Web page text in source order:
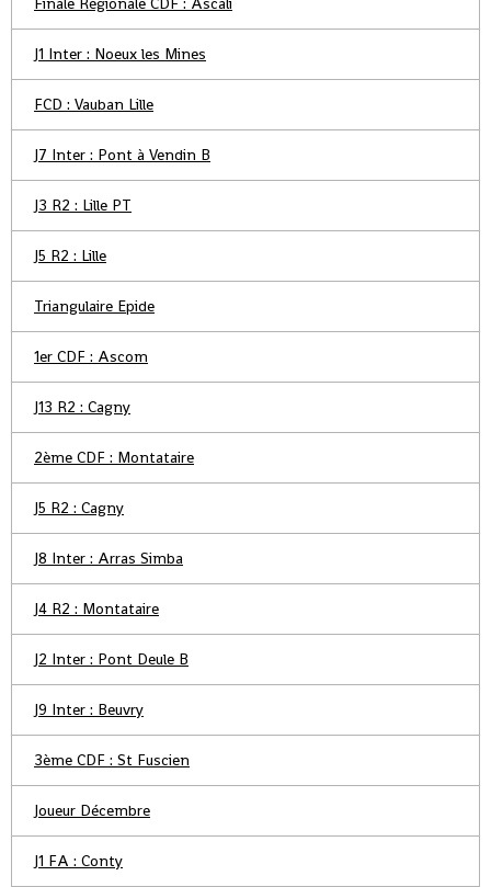
J1 Inter : Noeux les Mines
FCD : Vauban Lille
J7 Inter : Pont à Vendin B
J3 R2 : Lille PT
J5 R2 : Lille
Triangulaire Epide
1er CDF : Ascom
J13 R2 : Cagny
2ème CDF : Montataire
J5 R2 : Cagny
J8 Inter : Arras Simba
J4 R2 : Montataire
J2 Inter : Pont Deule B
J9 Inter : Beuvry
3ème CDF : St Fuscien
Joueur Décembre
J1 FA : Conty